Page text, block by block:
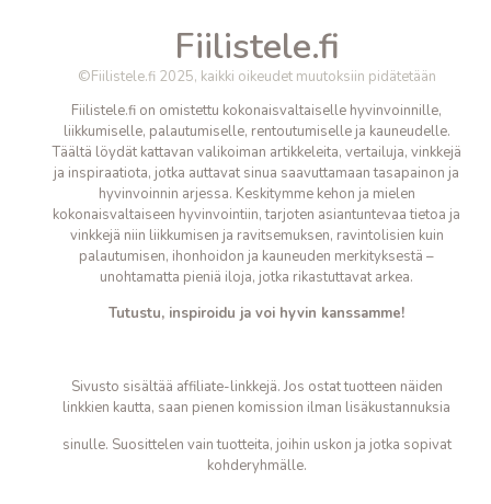
Fiilistele.fi
©Fiilistele.fi 2025, kaikki oikeudet muutoksiin pidätetään
Fiilistele.fi on omistettu kokonaisvaltaiselle hyvinvoinnille,
liikkumiselle, palautumiselle, rentoutumiselle ja kauneudelle.
Täältä löydät kattavan valikoiman artikkeleita, vertailuja, vinkkejä
ja inspiraatiota, jotka auttavat sinua saavuttamaan tasapainon ja
hyvinvoinnin arjessa. Keskitymme kehon ja mielen
kokonaisvaltaiseen hyvinvointiin, tarjoten asiantuntevaa tietoa ja
vinkkejä niin liikkumisen ja ravitsemuksen, ravintolisien kuin
palautumisen, ihonhoidon ja kauneuden merkityksestä –
unohtamatta pieniä iloja, jotka rikastuttavat arkea.
Tutustu, inspiroidu ja voi hyvin kanssamme!
Sivusto sisältää affiliate-linkkejä. Jos ostat tuotteen näiden
linkkien kautta, saan pienen komission ilman lisäkustannuksia
sinulle. Suosittelen vain tuotteita, joihin uskon ja jotka sopivat
kohderyhmälle.